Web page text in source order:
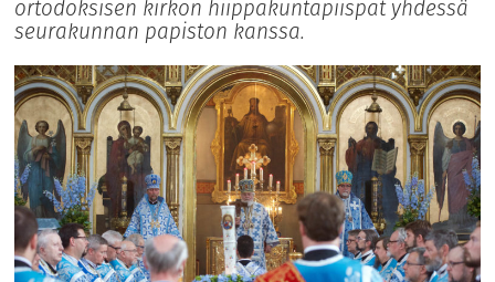
ortodoksisen kirkon hiippakuntapiispat yhdessä
seurakunnan papiston kanssa.